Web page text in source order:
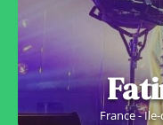
France -